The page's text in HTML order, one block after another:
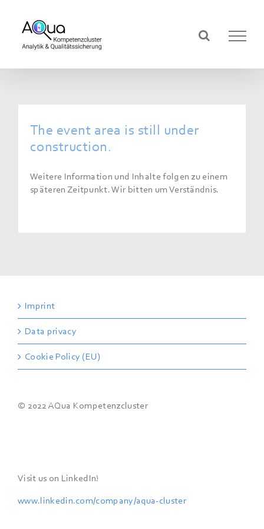
content
The event area is still under
construction.
Weitere Information und Inhalte folgen zu einem
späteren Zeitpunkt. Wir bitten um Verständnis.
Imprint
Data privacy
Cookie Policy (EU)
© 2022 AQua Kompetenzcluster
Visit us on LinkedIn!
www.linkedin.com/company/aqua-cluster